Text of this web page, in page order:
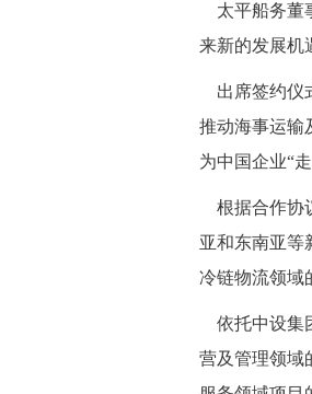
太平船务董
来新的发展机
出席签约仪
推动海事运输
为中国企业“
根据合作协
亚和东南亚等
冷链物流领域
依托中设集
营及管理领域